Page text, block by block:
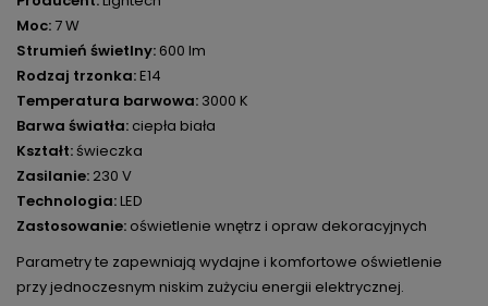
Moc: 7 W
Strumień świetlny: 600 lm
Rodzaj trzonka:E14
Temperatura barwowa: 3000 K
Barwa światła: ciepła biała
Kształt:świeczka
Zasilanie: 230 V
Technologia:LED
Zastosowanie: oświetlenie wnętrz i opraw dekoracyjnych
Parametry te zapewniają wydajne i komfortowe oświetlenie
przy jednoczesnym niskim zużyciu energii elektrycznej.